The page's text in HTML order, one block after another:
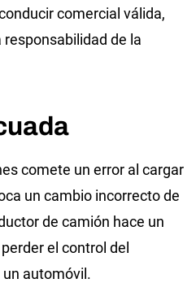
comercial válida,
de la
comete un error al cargar
un cambio incorrecto de
de camión hace un
el control del
automóvil.